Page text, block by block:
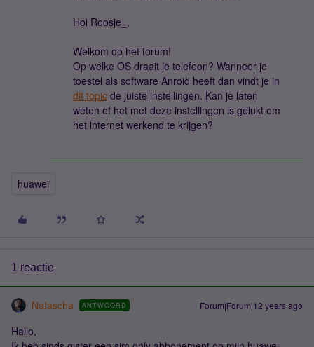
Hoi Roosje_,
Welkom op het forum!
Op welke OS draait je telefoon? Wanneer je
toestel als software Anroid heeft dan vindt je in
dit topic de juiste instellingen. Kan je laten
weten of het met deze instellingen is gelukt om
het internet werkend te krijgen?
huawei
1 reactie
Natascha ANTWOORD Forum|Forum|12 years ago
Hallo,